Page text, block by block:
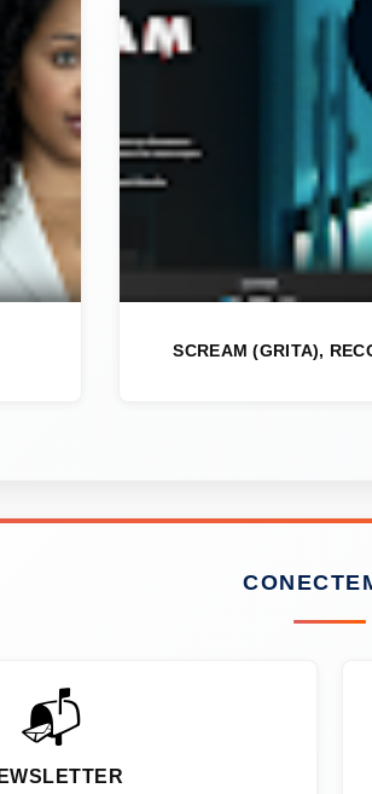
SCREAM (GRITA),
📬